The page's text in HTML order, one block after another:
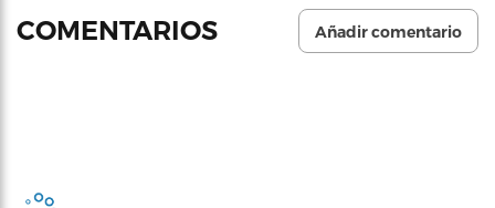
COMENTARIOS Añadir comentario